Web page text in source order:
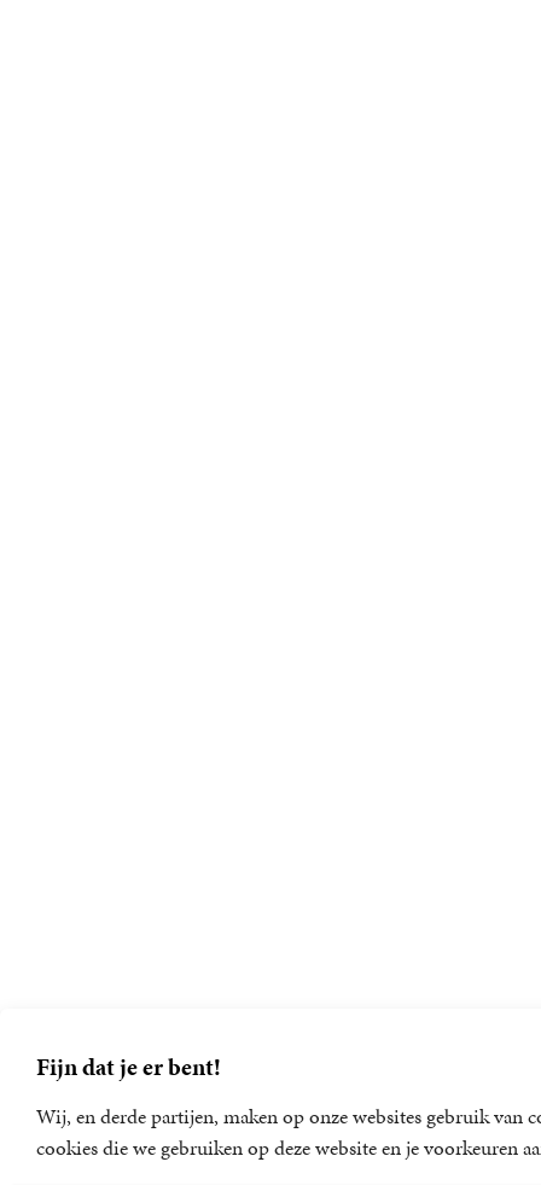
Fijn dat je er bent!
Wij, en derde partijen, maken op onze websites gebruik van
cookies die we gebruiken op deze website en je voorkeuren